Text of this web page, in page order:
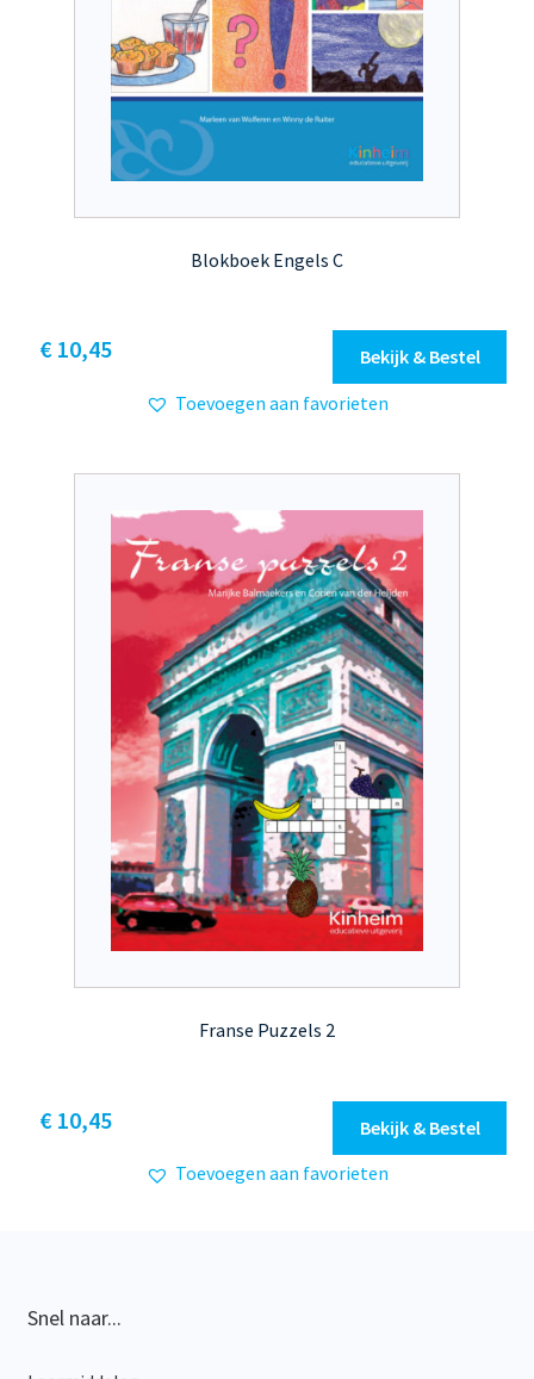
Blokboek Engels C
€ 10,45 Bekijk & Bestel
heeft
optie
kan
gekozen
worden
op
de
productpagina
Toevoegen aan favorieten
Franse Puzzels 2
€ 10,45 Bekijk & Bestel
heeft
Toevoegen aan favorieten
Snel naar...